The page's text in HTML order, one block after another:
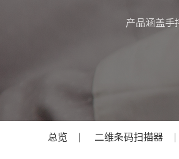
产品涵盖手
总览 二维条码扫描器